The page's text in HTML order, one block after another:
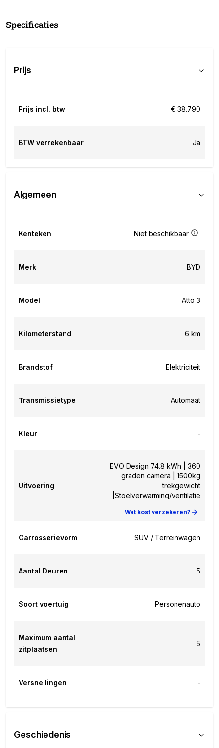
Specificaties
Prijs
Prijs incl. btw € 38.790
BTW verrekenbaar Ja
Algemeen
Kenteken Niet beschikbaar
Merk BYD
Model Atto 3
Kilometerstand 6 km
Brandstof Elektriciteit
Transmissietype Automaat
Kleur -
Uitvoering
EVO Design 74.8 kWh | 360
graden camera | 1500kg
trekgewicht
|Stoelverwarming/ventilatie
Wat kost verzekeren?
Carrosserievorm SUV / Terreinwagen
Aantal Deuren 5
Soort voertuig Personenauto
Maximum aantal
zitplaatsen
5
Versnellingen -
Geschiedenis